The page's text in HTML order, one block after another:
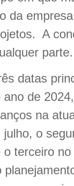
da
A
parte.
datas
ano de
na
julho, o
o terceiro